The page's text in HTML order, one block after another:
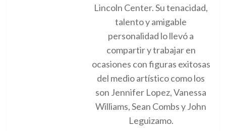
Lincoln Center. Su tenacidad,
talento y amigable
personalidad lo llevó a
compartir y trabajar en
ocasiones con figuras exitosas
del medio artístico como los
son Jennifer Lopez, Vanessa
Williams, Sean Combs y John
Leguizamo.